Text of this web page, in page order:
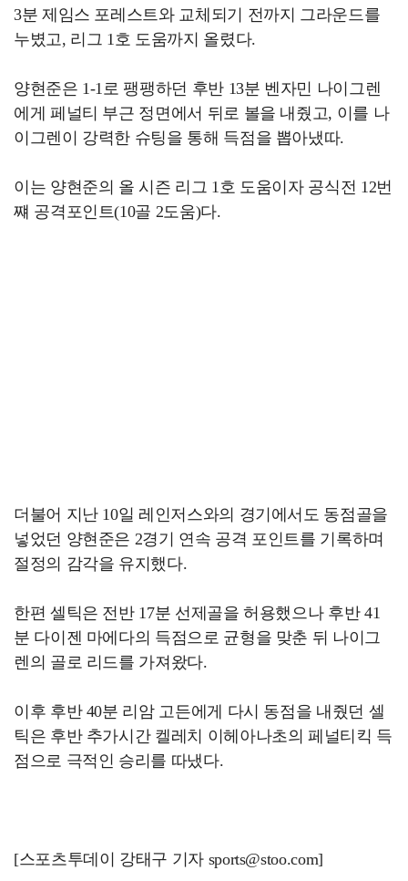
3분 제임스 포레스트와 교체되기 전까지 그라운드를
누볐고, 리그 1호 도움까지 올렸다.
양현준은 1-1로 팽팽하던 후반 13분 벤자민 나이그렌
에게 페널티 부근 정면에서 뒤로 볼을 내줬고, 이를 나
이그렌이 강력한 슈팅을 통해 득점을 뽑아냈따.
이는 양현준의 올 시즌 리그 1호 도움이자 공식전 12번
쨰 공격포인트(10골 2도움)다.
더불어 지난 10일 레인저스와의 경기에서도 동점골을
넣었던 양현준은 2경기 연속 공격 포인트를 기록하며
절정의 감각을 유지했다.
한편 셀틱은 전반 17분 선제골을 허용했으나 후반 41
분 다이젠 마에다의 득점으로 균형을 맞춘 뒤 나이그
렌의 골로 리드를 가져왔다.
이후 후반 40분 리암 고든에게 다시 동점을 내줬던 셀
틱은 후반 추가시간 켈레치 이헤아나초의 페널티킥 득
점으로 극적인 승리를 따냈다.
[스포츠투데이 강태구 기자 sports@stoo.com]